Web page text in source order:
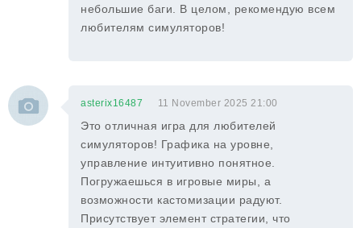
небольшие баги. В целом, рекомендую всем
любителям симуляторов!
asterix16487 11 November 2025 21:00
Это отличная игра для любителей
симуляторов! Графика на уровне,
управление интуитивно понятное.
Погружаешься в игровые миры, а
возможности кастомизации радуют.
Присутствует элемент стратегии, что